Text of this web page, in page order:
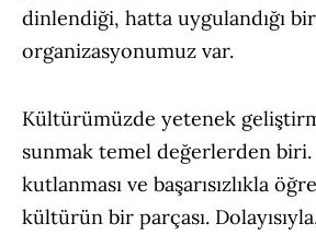
dinlendiği, hatta uygulandığı bir
organizasyonumuz var.
Kültürümüzde yetenek
sunmak temel değerlerden biri.
kutlanması ve başarısızlıkla
kültürün bir parçası. Dolayısıyla,